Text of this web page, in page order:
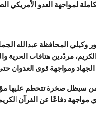
لمواجهة العدو الأمريكي
وكيلي المحافظة عبدالله
مردّدين هتافات الحرية
ومواجهة قوى العدوان
سيظل صخرة تتحطم عليها
مواجهة دفاعًا عن القرآن